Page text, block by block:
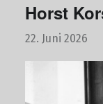
Horst
22. Juni 2026